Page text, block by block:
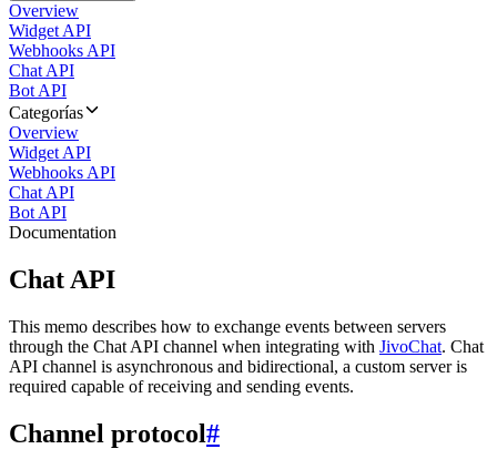
Overview
Widget API
Webhooks API
Chat API
Bot API
Categorías
Overview
Widget API
Webhooks API
Chat API
Bot API
Documentation
Chat API
This memo describes how to exchange events between servers
through the Chat API channel when integrating with JivoChat. Chat
API channel is asynchronous and bidirectional, a custom server is
required capable of receiving and sending events.
Channel protocol#